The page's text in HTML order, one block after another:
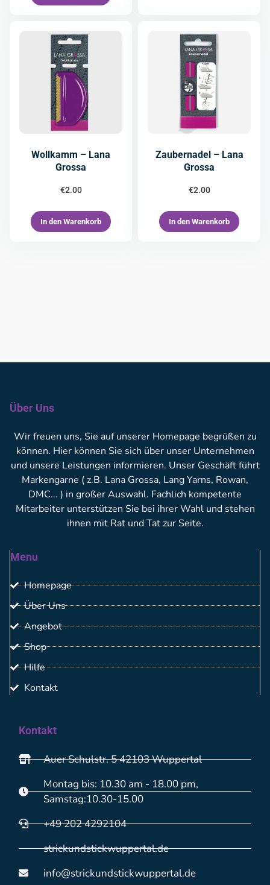
Wollkamm – Lana
Grossa
€2.00
In den Warenkorb
Zaubernadel – Lana
Grossa
€2.00
In den Warenkorb
Über Uns
Wir freuen uns, Sie auf unserer Homepage begrüßen zu
können. Hier können Sie sich über unser Unternehmen
und unsere Leistungen informieren. Unser Geschäft führt
Markengarne ( z.B. Lana Grossa, Lang Yarns, Rowan,
DMC... ) in großer Auswahl. Fachlich kompetente
Mitarbeiter unterstützen Sie bei ihrer Wahl und stehen
ihnen mit Rat und Tat zur Seite.
Menu
Homepage
Über Uns
Angebot
Shop
Hilfe
Kontakt
Kontakt
Auer Schulstr. 5 42103 Wuppertal
Montag bis: 10.30 am - 18.00 pm,
Samstag:10.30-15.00
+49 202 4292104
strickundstickwuppertal.de
info@strickundstickwuppertal.de